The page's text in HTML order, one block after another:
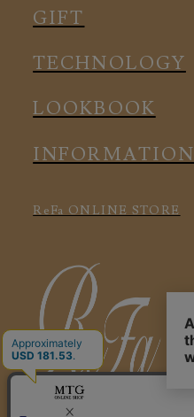
アクセサリー
ルームウェア
アクセサリー
GIFT
TECHNOLOGY
LOOKBOOK
INFORMATION
ReFa ONLINE STORE